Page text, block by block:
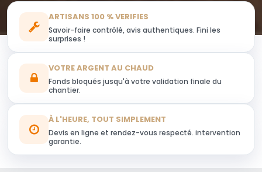
ARTISANS 100 % VERIFIES
Savoir-faire contrôlé, avis authentiques. Fini les
surprises !
VOTRE ARGENT AU CHAUD
Fonds bloqués jusqu'à votre validation finale du
chantier.
À L'HEURE, TOUT SIMPLEMENT
Devis en ligne et rendez-vous respecté. intervention
garantie.